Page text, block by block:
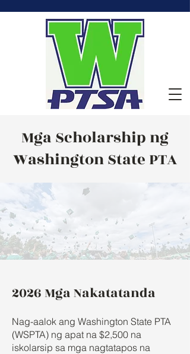
Mga Scholarship ng
Washington State PTA
2026 Mga Nakatatanda
Nag-aalok ang Washington State PTA
(WSPTA) ng apat na $2,500 na
iskolarsip sa mga nagtatapos na